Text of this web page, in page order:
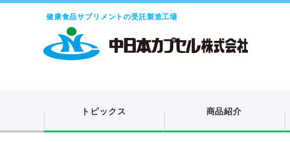
健康食品サプリメントの受託製造工場
トピックス 商品紹介